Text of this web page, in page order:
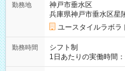
月 ※ 雇用形態と給与に
用形態：本採用時と同
勤務地
神戸市垂水区
兵庫県神戸市垂水区星
ユースタイルラボラ
勤務時間
シフト制
1日あたりの実働時間
00 ※週1日～OK ／ 夜勤専従 ＊＊ 勤務時間例 ＊＊ ■22時か